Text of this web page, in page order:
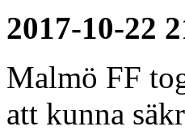
2017-10-22
Malmö FF
att kunna